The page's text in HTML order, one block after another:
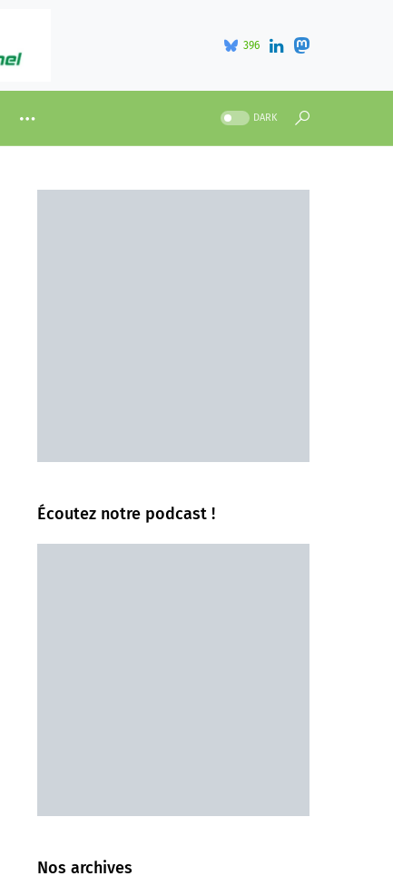
396
DARK
Écoutez notre podcast !
Nos archives